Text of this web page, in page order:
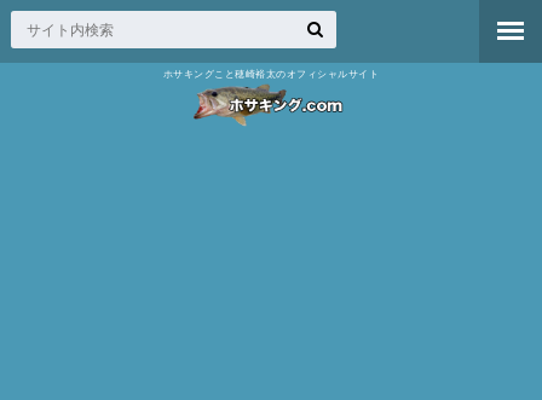
ホサキングこと穂崎裕太のオフィシャルサイト